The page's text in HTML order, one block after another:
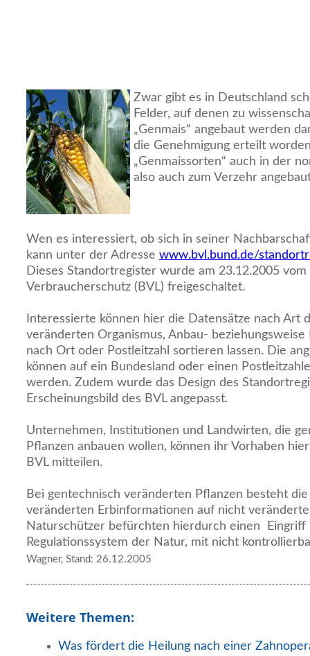
Zwar gibt es in Deutschland
Felder, auf denen zu
„Genmais“ angebaut werden
die Genehmigung erteilt
„Genmaissorten“ auch in der
also auch zum Verzehr
Wen es interessiert, ob sich in seiner
kann unter der Adresse www.bvl.bund.de/
Dieses Standortregister wurde am 23.12.2005
Verbraucherschutz (BVL) freigeschaltet.
Interessierte können hier die Datensätze nach Art
veränderten Organismus, Anbau- beziehungsweise
nach Ort oder Postleitzahl sortieren lassen. Die
können auf ein Bundesland oder einen
werden. Zudem wurde das Design des
Erscheinungsbild des BVL angepasst.
Unternehmen, Institutionen und Landwirten, die
Pflanzen anbauen wollen, können ihr Vorhaben
BVL mitteilen.
Bei gentechnisch veränderten Pflanzen besteht
veränderten Erbinformationen auf nicht
Naturschützer befürchten hierdurch einen Eingriff
Regulationssystem der Natur, mit nicht
Wagner, Stand: 26.12.2005
Weitere Themen:
Was fördert die Heilung nach einer